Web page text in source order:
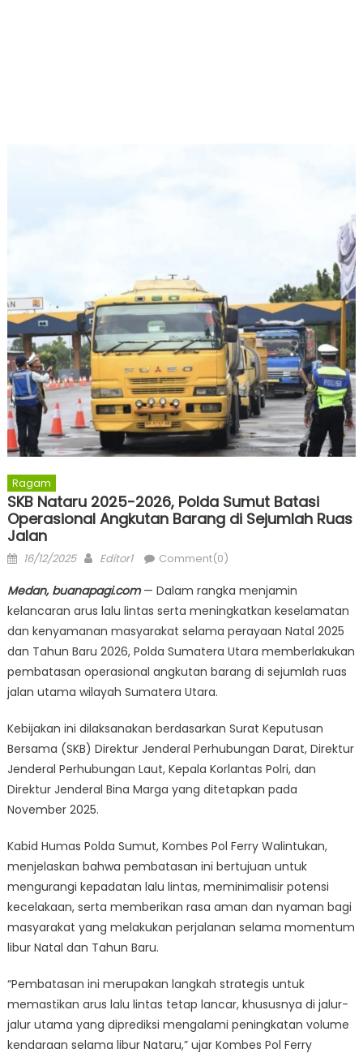
Ragam
SKB Nataru 2025-2026, Polda Sumut Batasi
Operasional Angkutan Barang di Sejumlah Ruas
Jalan
Posted
16/12/2025 Author
Editor1 Comment(0)
Medan, buanapagi.com— Dalam rangka menjamin
kelancaran arus lalu lintas serta meningkatkan keselamatan
dan kenyamanan masyarakat selama perayaan Natal 2025
dan Tahun Baru 2026, Polda Sumatera Utara memberlakukan
pembatasan operasional angkutan barang di sejumlah ruas
jalan utama wilayah Sumatera Utara.
Kebijakan ini dilaksanakan berdasarkan Surat Keputusan
Bersama (SKB) Direktur Jenderal Perhubungan Darat, Direktur
Jenderal Perhubungan Laut, Kepala Korlantas Polri, dan
Direktur Jenderal Bina Marga yang ditetapkan pada
November 2025.
Kabid Humas Polda Sumut, Kombes Pol Ferry Walintukan,
menjelaskan bahwa pembatasan ini bertujuan untuk
mengurangi kepadatan lalu lintas, meminimalisir potensi
kecelakaan, serta memberikan rasa aman dan nyaman bagi
masyarakat yang melakukan perjalanan selama momentum
libur Natal dan Tahun Baru.
“Pembatasan ini merupakan langkah strategis untuk
memastikan arus lalu lintas tetap lancar, khususnya di jalur-
jalur utama yang diprediksi mengalami peningkatan volume
kendaraan selama libur Nataru,” ujar Kombes Pol Ferry